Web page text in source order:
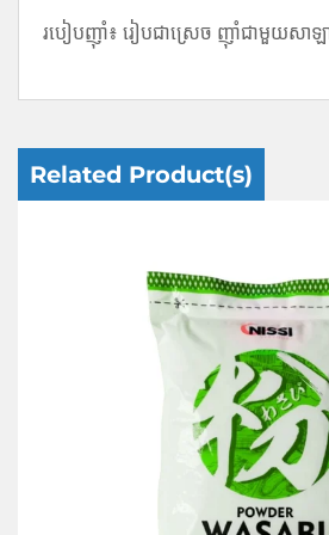
របៀបញ៉ាំ៖ រៀបជាស្រេច ញ៉ាំជាមួយស
Related Product(s)